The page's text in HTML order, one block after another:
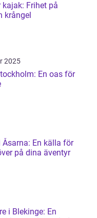
kajak: Frihet på
krångel
2025
En oas för
En källa för
på dina äventyr
i Blekinge: En